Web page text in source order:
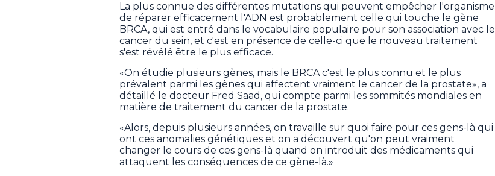
La plus connue des différentes mutations qui peuvent empêcher l'organisme
de réparer efficacement l'ADN est probablement celle qui touche le gène
BRCA, qui est entré dans le vocabulaire populaire pour son association avec le
cancer du sein, et c'est en présence de celle-ci que le nouveau traitement
s'est révélé être le plus efficace.
«On étudie plusieurs gènes, mais le BRCA c'est le plus connu et le plus
prévalent parmi les gènes qui affectent vraiment le cancer de la prostate», a
détaillé le docteur Fred Saad, qui compte parmi les sommités mondiales en
matière de traitement du cancer de la prostate.
«Alors, depuis plusieurs années, on travaille sur quoi faire pour ces gens-là qui
ont ces anomalies génétiques et on a découvert qu'on peut vraiment
changer le cours de ces gens-là quand on introduit des médicaments qui
attaquent les conséquences de ce gène-là.»